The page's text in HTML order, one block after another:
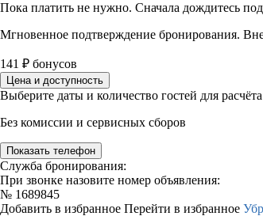
Пока платить не нужно. Сначала дождитесь
Мгновенное подтверждение бронирования.
141 ₽ бонусов
Цена и доступность
Выберите даты и количество гостей для
Без комиссии и сервисных сборов
Показать телефон
Служба бронирования:
При звонке назовите номер объявления:
№ 1689845
Добавить в избранное Перейти в избранное